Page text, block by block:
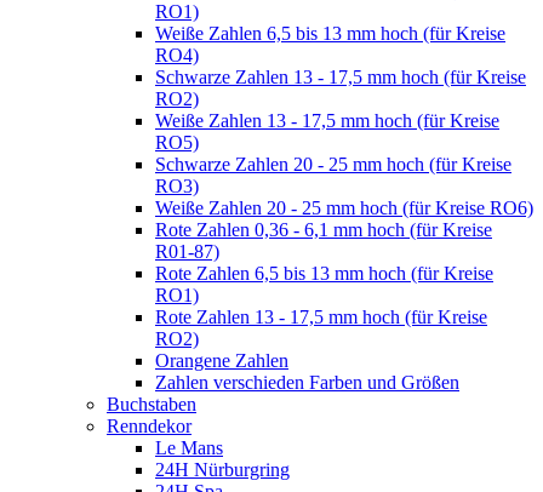
RO1)
Weiße Zahlen 6,5 bis 13 mm hoch (für Kreise
RO4)
Schwarze Zahlen 13 - 17,5 mm hoch (für Kreise
RO2)
Weiße Zahlen 13 - 17,5 mm hoch (für Kreise
RO5)
Schwarze Zahlen 20 - 25 mm hoch (für Kreise
RO3)
Weiße Zahlen 20 - 25 mm hoch (für Kreise RO6)
Rote Zahlen 0,36 - 6,1 mm hoch (für Kreise
R01-87)
Rote Zahlen 6,5 bis 13 mm hoch (für Kreise
RO1)
Rote Zahlen 13 - 17,5 mm hoch (für Kreise
RO2)
Orangene Zahlen
Zahlen verschieden Farben und Größen
Buchstaben
Renndekor
Le Mans
24H Nürburgring